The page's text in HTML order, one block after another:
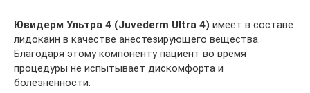
Ювидерм Ультра 4 (Juvederm Ultra 4) имеет в составе
лидокаин в качестве анестезирующего вещества.
Благодаря этому компоненту пациент во время
процедуры не испытывает дискомфорта и
болезненности.